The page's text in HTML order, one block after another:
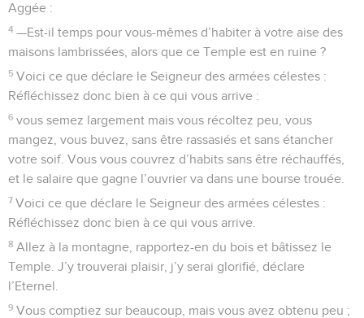
Aggée :
4 —Est-il temps pour vous-mêmes d’habiter à votre aise des
maisons lambrissées, alors que ce Temple est en ruine ?
5 Voici ce que déclare le Seigneur des armées célestes :
Réfléchissez donc bien à ce qui vous arrive :
6 vous semez largement mais vous récoltez peu, vous
mangez, vous buvez, sans être rassasiés et sans étancher
votre soif. Vous vous couvrez d’habits sans être réchauffés,
et le salaire que gagne l’ouvrier va dans une bourse trouée.
7 Voici ce que déclare le Seigneur des armées célestes :
Réfléchissez donc bien à ce qui vous arrive.
8 Allez à la montagne, rapportez-en du bois et bâtissez le
Temple. J’y trouverai plaisir, j’y serai glorifié, déclare
l’Eternel.
9 Vous comptiez sur beaucoup, mais vous avez obtenu peu ;